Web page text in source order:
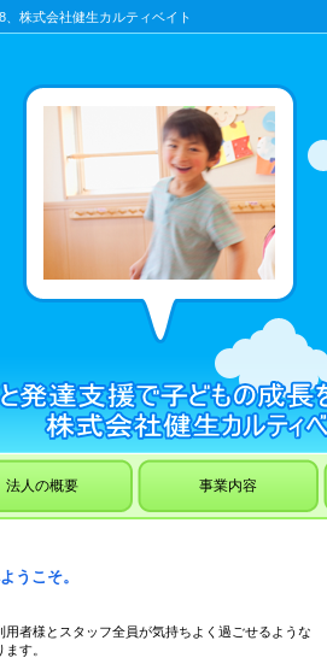
株式会社健生カルティベイト
うこそ。
者様とスタッフ全員が気持ちよく過ごせるような
す。
法人の概要 事業内容